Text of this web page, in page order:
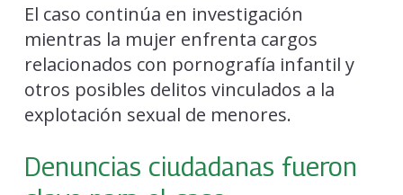
El caso continúa en investigación
mientras la mujer enfrenta cargos
relacionados con pornografía infantil y
otros posibles delitos vinculados a la
explotación sexual de menores.
Denuncias ciudadanas fueron